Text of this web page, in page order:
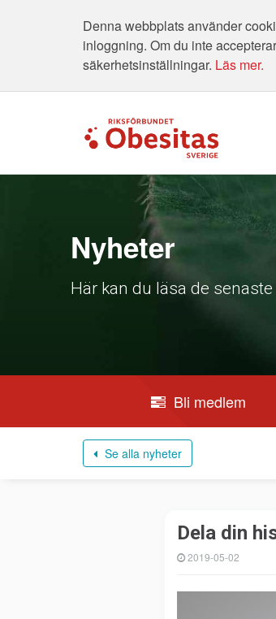
Denna webbplats använder
inloggning. Om du inte
säkerhetsinställningar. Läs mer.
Nyheter
Här kan du läsa de
Bli medlem
Se alla nyheter
Dela din
2019-05-02